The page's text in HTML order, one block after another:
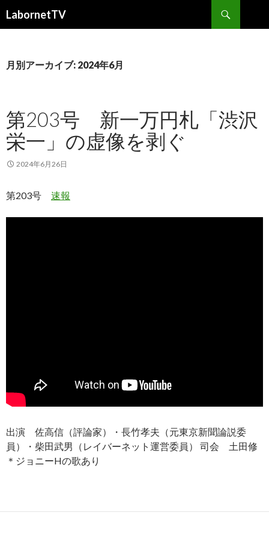
LabornetTV
索
ン
動
月別アーカイブ: 2024年6月
第203号 新一万円札「渋沢
栄一」の虚像を剥ぐ
2024年6月26日
第203号 速報
出演 佐高信（評論家）・長竹孝夫（元東京新聞論説委
員）・柴田武男（レイバーネット運営委員） 司会 土田修
＊ジョニーHの歌あり